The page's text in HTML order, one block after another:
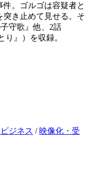
。ゴルゴは容疑者と
突き止めて見せる。そ
守歌』他、2話
り』）を収録。
ジネス / 映像化・受